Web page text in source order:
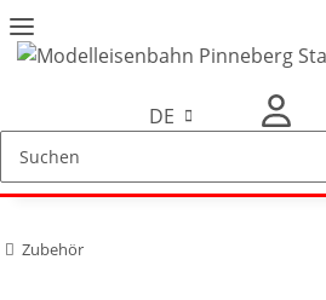
DE
Zubehör